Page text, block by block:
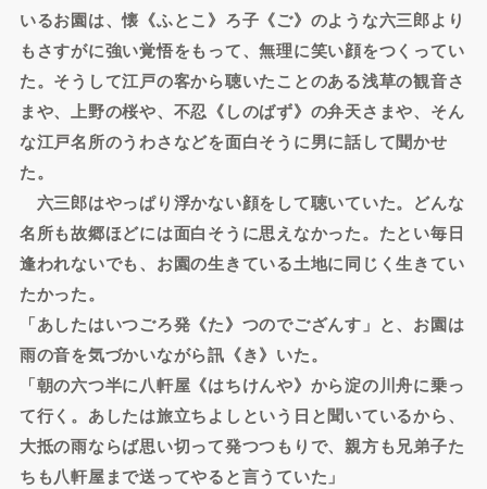
いるお園は、懐《ふとこ》ろ子《ご》のような六三郎より
もさすがに強い覚悟をもって、無理に笑い顔をつくってい
た。そうして江戸の客から聴いたことのある浅草の観音さ
まや、上野の桜や、不忍《しのばず》の弁天さまや、そん
な江戸名所のうわさなどを面白そうに男に話して聞かせ
た。
六三郎はやっぱり浮かない顔をして聴いていた。どんな
名所も故郷ほどには面白そうに思えなかった。たとい毎日
逢われないでも、お園の生きている土地に同じく生きてい
たかった。
「あしたはいつごろ発《た》つのでござんす」と、お園は
雨の音を気づかいながら訊《き》いた。
「朝の六つ半に八軒屋《はちけんや》から淀の川舟に乗っ
て行く。あしたは旅立ちよしという日と聞いているから、
大抵の雨ならば思い切って発つつもりで、親方も兄弟子た
ちも八軒屋まで送ってやると言うていた」